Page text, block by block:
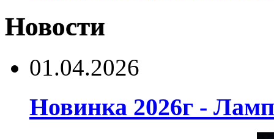
Новости
01.04.2026
Новинка 2026г -